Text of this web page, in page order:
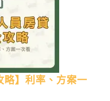
略】利率、方案一